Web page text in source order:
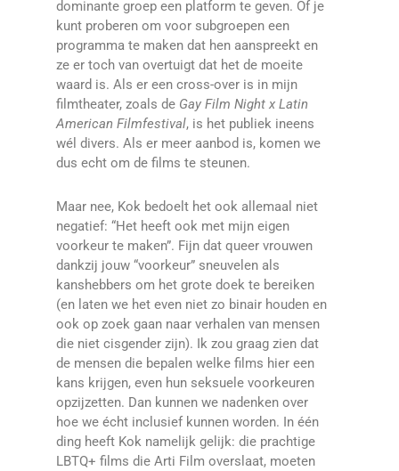
dominante groep een platform te geven. Of je
kunt proberen om voor subgroepen een
programma te maken dat hen aanspreekt en
ze er toch van overtuigt dat het de moeite
waard is. Als er een cross-over is in mijn
filmtheater, zoals de Gay Film Night x Latin
American Filmfestival, is het publiek ineens
wél divers. Als er meer aanbod is, komen we
dus echt om de films te steunen.
Maar nee, Kok bedoelt het ook allemaal niet
negatief: “Het heeft ook met mijn eigen
voorkeur te maken”. Fijn dat queer vrouwen
dankzij jouw “voorkeur” sneuvelen als
kanshebbers om het grote doek te bereiken
(en laten we het even niet zo binair houden en
ook op zoek gaan naar verhalen van mensen
die niet cisgender zijn). Ik zou graag zien dat
de mensen die bepalen welke films hier een
kans krijgen, even hun seksuele voorkeuren
opzijzetten. Dan kunnen we nadenken over
hoe we écht inclusief kunnen worden. In één
ding heeft Kok namelijk gelijk: die prachtige
LBTQ+ films die Arti Film overslaat, moeten